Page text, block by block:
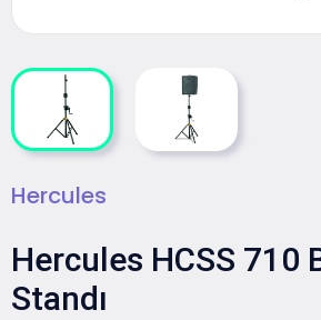
Hercules
Hercules HCSS 710
Standı